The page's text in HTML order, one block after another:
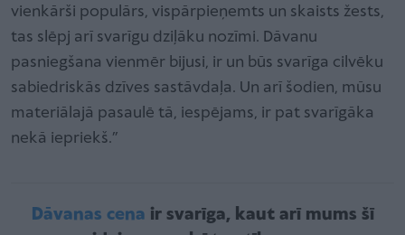
vienkārši populārs, vispārpieņemts un skaists žests,
tas slēpj arī svarīgu dziļāku nozīmi. Dāvanu
pasniegšana vienmēr bijusi, ir un būs svarīga cilvēku
sabiedriskās dzīves sastāvdaļa. Un arī šodien, mūsu
materiālajā pasaulē tā, iespējams, ir pat svarīgāka
nekā iepriekš.”
Dāvanas cena ir svarīga, kaut arī mums šī